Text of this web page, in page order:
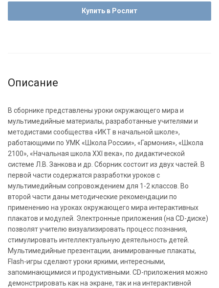
Купить в Рослит
Описание
В сборнике представлены уроки окружающего мира и
мультимедийные материалы, разработанные учителями и
методистами сообщества «ИКТ в начальной школе»,
работающими по УМК «Школа России», «Гармония», «Школа
2100», «Начальная школа XXI века», по дидактической
системе Л.В. Занкова и др. Сборник состоит из двух частей. В
первой части содержатся разработки уроков с
мультимедийным сопровождением для 1-2 классов. Во
второй части даны методические рекомендации по
применению на уроках окружающего мира интерактивных
плакатов и модулей. Электронные приложения (на CD-диске)
позволят учителю визуализировать процесс познания,
стимулировать интеллектуальную деятельность детей.
Мультимедийные презентации, анимированные плакаты,
Flash-игры сделают уроки яркими, интересными,
запоминающимися и продуктивными. CD-приложения можно
демонстрировать как на экране, так и на интерактивной